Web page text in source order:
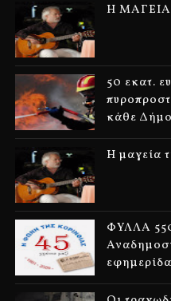
Η
50 εκατ.
κάθε
Η μαγεία
ΦΥΛΛΑ